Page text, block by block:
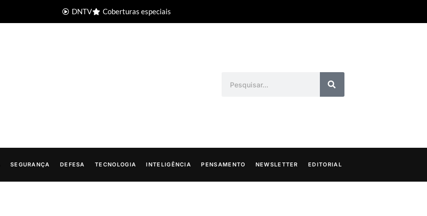
DNTV Coberturas especiais
SEGURANÇA DEFESA TECNOLOGIA INTELIGÊNCIA PENSAMENTO NEWSLETTER EDITORIAL